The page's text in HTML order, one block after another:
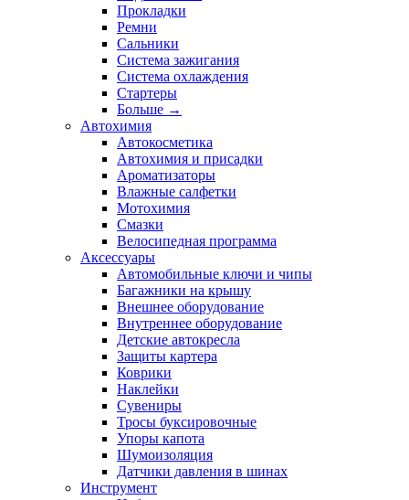
Прокладки
Ремни
Сальники
Система зажигания
Система охлаждения
Стартеры
Больше →
Автохимия
Автокосметика
Автохимия и присадки
Ароматизаторы
Влажные салфетки
Мотохимия
Смазки
Велосипедная программа
Аксессуары
Автомобильные ключи и чипы
Багажники на крышу
Внешнее оборудование
Внутреннее оборудование
Детские автокресла
Защиты картера
Коврики
Наклейки
Сувениры
Тросы буксировочные
Упоры капота
Шумоизоляция
Датчики давления в шинах
Инструмент